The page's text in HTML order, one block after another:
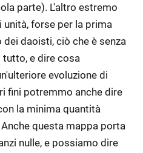
parte). L'altro estremo
forse per la prima
daoisti, ciò che è senza
tutto, e dire cosa
evoluzione di
fini potremmo anche dire
la minima quantità
questa mappa porta
nulle, e possiamo dire